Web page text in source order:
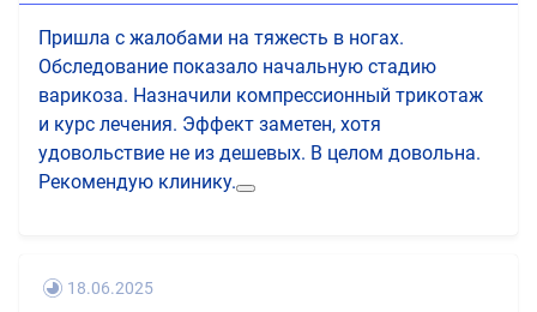
Пришла с жалобами на тяжесть в ногах.
Обследование показало начальную стадию
варикоза. Назначили компрессионный трикотаж
и курс лечения. Эффект заметен, хотя
удовольствие не из дешевых. В целом довольна.
Рекомендую клинику.
18.06.2025